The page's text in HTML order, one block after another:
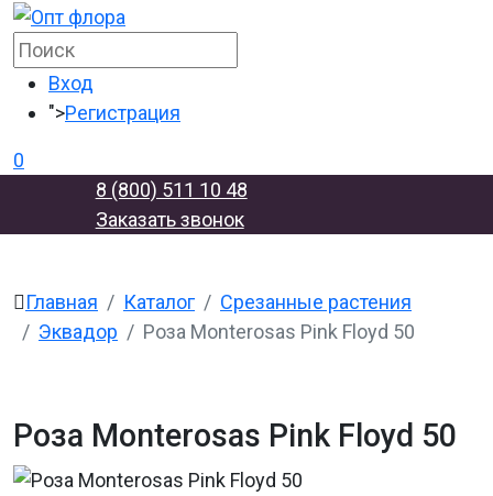
Вход
">Регистрация
0
8 (800) 511 10 48
Заказать звонок
Главная Каталог
Срезанные растения
Эквадор
Роза Monterosas Pink Floyd 50
Роза Monterosas Pink Floyd 50